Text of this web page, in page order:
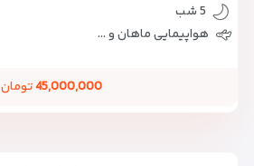
5 شب
هواپیمایی ماهان و ...
45,000,000تومان